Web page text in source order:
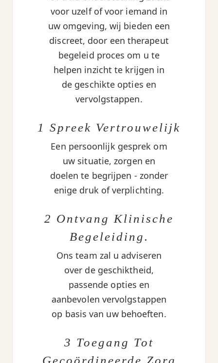
voor uzelf of voor iemand in
uw omgeving, wij bieden een
discreet, door een therapeut
begeleid proces om u te
helpen inzicht te krijgen in
de geschikte opties en
vervolgstappen.
1 Spreek Vertrouwelijk
Een persoonlijk gesprek om
uw situatie, zorgen en
doelen te begrijpen - zonder
enige druk of verplichting.
2 Ontvang Klinische
Begeleiding.
Ons team zal u adviseren
over de geschiktheid,
passende opties en
aanbevolen vervolgstappen
op basis van uw behoeften.
3 Toegang Tot
Gecoördineerde Zorg